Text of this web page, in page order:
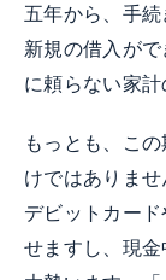
五年から、手続
新規の借入が
に頼らない家計
もっとも、こ
けではありませ
デビットカー
せますし、現